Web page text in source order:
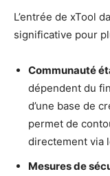
L’entrée de xTool
significative pour
Communauté
dépendent du
d’une base de
permet de
directement via
Mesures de